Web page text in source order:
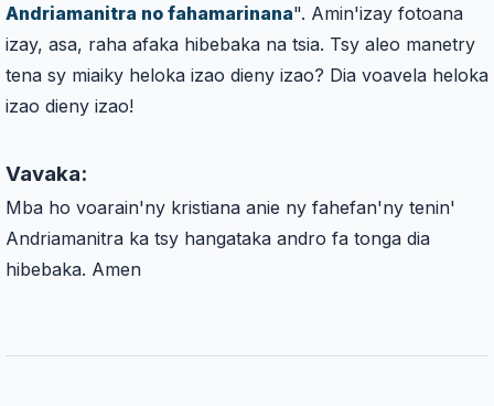
Andriamanitra no fahamarinana". Amin'izay fotoana
izay, asa, raha afaka hibebaka na tsia. Tsy aleo manetry
tena sy miaiky heloka izao dieny izao? Dia voavela heloka
izao dieny izao!
Vavaka:
Mba ho voarain'ny kristiana anie ny fahefan'ny tenin'
Andriamanitra ka tsy hangataka andro fa tonga dia
hibebaka. Amen